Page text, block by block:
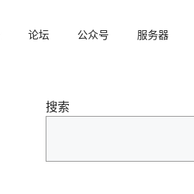
论坛 公众号 服务器
搜索